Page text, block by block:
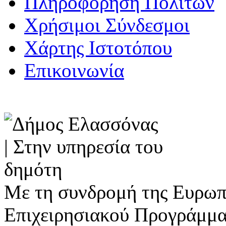
Χρήσιμοι Σύνδεσμοι
Χάρτης Ιστοτόπου
Επικοινωνία
Με τη συνδρομή της
Επιχειρησιακού